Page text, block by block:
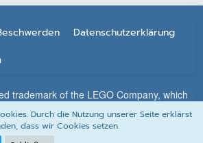
Datenschutzerklärung
trademark of the LEGO Company, which
authorize or endorse this site. All other
and copyrights are property of their
respective owners.
Durch die Nutzung unserer Seite erklärst
dass wir Cookies setzen.